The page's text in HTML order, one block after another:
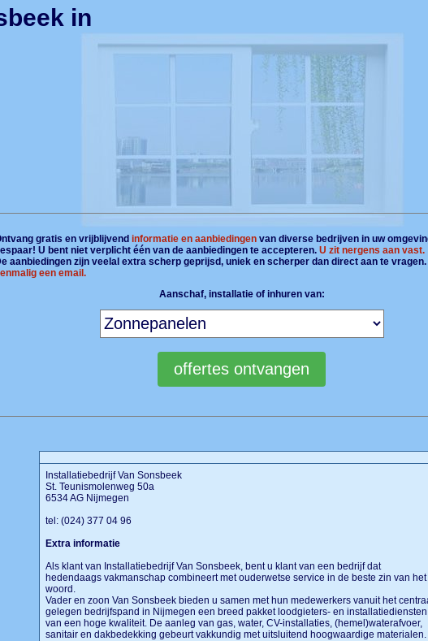
in
gratis en vrijblijvend informatie en aanbiedingenvan diverse bedrijven in uw
U bent niet verplicht één van de aanbiedingen te accepteren. U zit nergens aan vast.
aanbiedingen zijn veelal extra scherp geprijsd, uniek en scherper dan direct aan te vragen.
een email.
Aanschaf, installatie of inhuren van:
Installatiebedrijf Van Sonsbeek
St. Teunismolenweg 50a
6534 AG Nijmegen
tel: (024) 377 04 96
Extra informatie
Als klant van Installatiebedrijf Van Sonsbeek, bent u klant van een bedrijf dat
hedendaags vakmanschap combineert met ouderwetse service in de beste zin van het
woord.
Vader en zoon Van Sonsbeek bieden u samen met hun medewerkers vanuit het
gelegen bedrijfspand in Nijmegen een breed pakket loodgieters- en installatiediensten
van een hoge kwaliteit. De aanleg van gas, water, CV-installaties, (hemel)waterafvoer,
sanitair en dakbedekking gebeurt vakkundig met uitsluitend hoogwaardige materialen.